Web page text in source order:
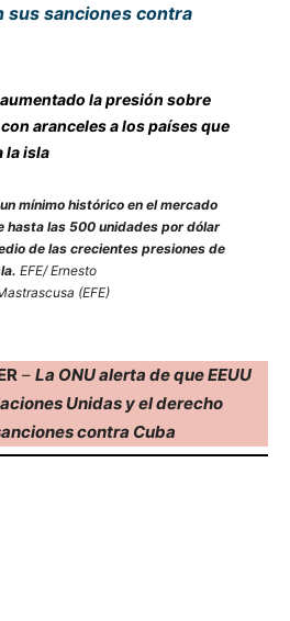
sus sanciones contra
la presión sobre
aranceles a los países que
la isla
mínimo histórico en el mercado
hasta las 500 unidades por dólar
de las crecientes presiones de
EFE/ Ernesto
(EFE)
– La ONU alerta de que EEUU
Unidas y el derecho
contra Cuba